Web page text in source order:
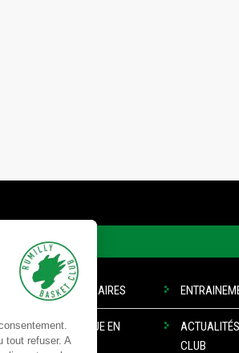
LIENS
FORMULAIRES
BOUTIQUE EN
LIGNE
CLUB
tout refuser. A